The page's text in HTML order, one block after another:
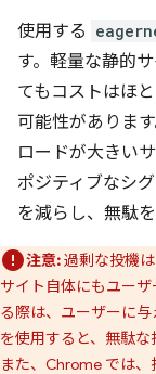
使用する
す。軽量な静的
てもコストはほ
可能性がありま
ロードが大きい
ポジティブなシ
を減らし、無駄
注意:過剰な投機
サイト自体にもユー
る際は、ユーザーに与
を使用すると、無駄な
また、Chrome では、